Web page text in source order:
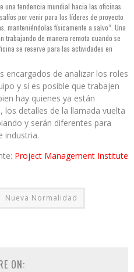
una tendencia mundial hacia las oficinas
por venir para los líderes de proyecto
manteniéndolas físicamente a salvo”. Una
trabajando de manera remota cuando se
se reserve para las actividades en
encargados de analizar los roles
y si es posible que trabajen
hay quienes ya están
los detalles de la llamada vuelta
y serán diferentes para
industria.
Project Management Institute
Nueva Normalidad
ON: